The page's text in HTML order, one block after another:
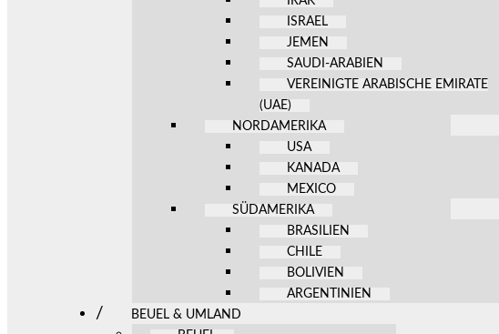
ISRAEL
JEMEN
SAUDI-ARABIEN
VEREINIGTE ARABISCHE EMIRATE
(UAE)
NORDAMERIKA
USA
KANADA
MEXICO
SÜDAMERIKA
BRASILIEN
CHILE
BOLIVIEN
ARGENTINIEN
BEUEL & UMLAND